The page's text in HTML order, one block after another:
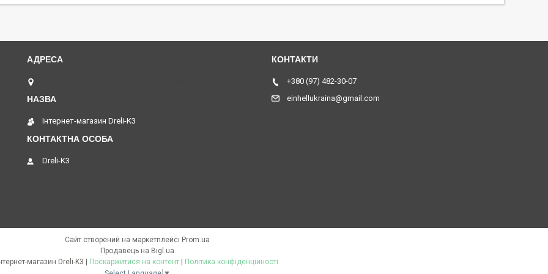
Інтернет-магазин Dreli-K3
Dreli-K3
+380 (97) 482-30-07
einhellukraina@gmail.com
Сайт створений на маркетплейсі Prom.ua
Продавець на Bigl.ua
Поскаржитися на контент
Політика конфіденційності